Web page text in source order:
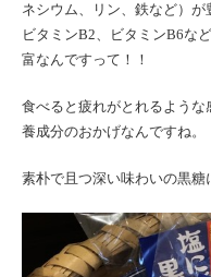
ネシウム、リン、鉄など）が
ビタミンB2、ビタミンB6な
富なんですって！！
食べると疲れがとれるよう
養成分のおかげなんですね。
素朴で且つ深い味わいの黒糖